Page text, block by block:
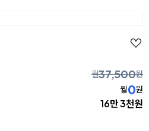
월37,500원
월0원
16만 3천원